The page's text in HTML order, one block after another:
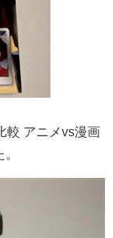
較 アニメvs漫画